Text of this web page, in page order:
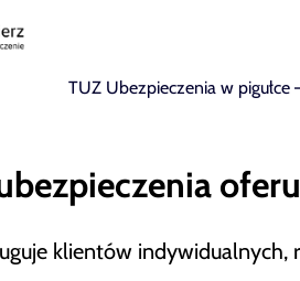
TUZ Ubezpieczenia w
klientów indywidualnych,